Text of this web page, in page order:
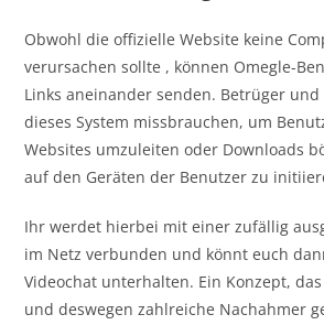
Obwohl die offizielle Website keine
verursachen sollte , können Omegle-
Links aneinander senden. Betrüger und
dieses System missbrauchen, um
Websites umzuleiten oder Downloads
auf den Geräten der Benutzer zu
Ihr werdet hierbei mit einer zufällig
im Netz verbunden und könnt euch
Videochat unterhalten. Ein Konzept,
und deswegen zahlreiche Nachahmer